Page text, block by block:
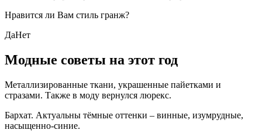
Нравится ли Вам стиль гранж?
ДаНет
Модные советы на этот год
Металлизированные ткани, украшенные пайетками и
стразами. Также в моду вернулся люрекс.
Бархат. Актуальны тёмные оттенки – винные, изумрудные,
насыщенно-синие.